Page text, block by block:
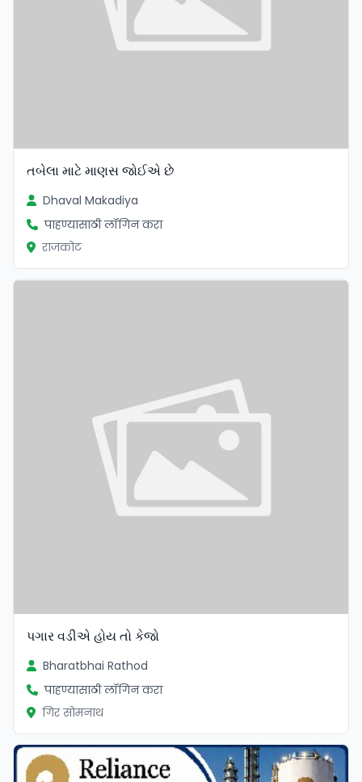
તબેલા માટે માણસ જોઈએ છે
Dhaval Makadiya
पाहण्यासाठी लॉगिन करा
राजकोट
પગાર વડીએ હોય તો કેજો
Bharatbhai Rathod
पाहण्यासाठी लॉगिन करा
गिर सोमनाथ